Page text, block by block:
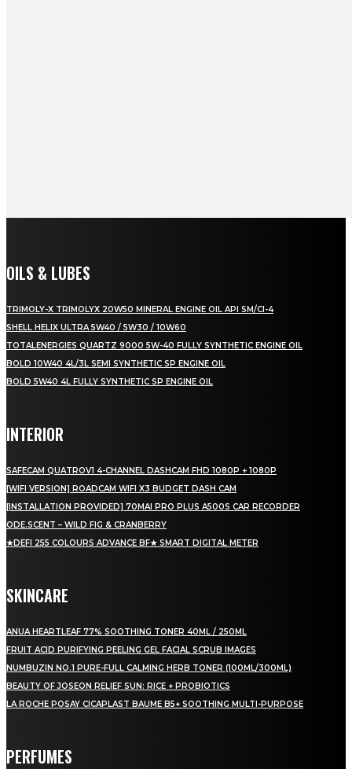
OILS & LUBES
TRIMOLY-X TRIMOLYX 20W50 MINERAL ENGINE OIL API SM/CI-4
SHELL HELIX ULTRA 5W40 / 5W30 / 10W60
TOTALENERGIES QUARTZ 9000 5W-40 FULLY SYNTHETIC ENGINE OIL
BOLD 10W40 4L/3L SEMI SYNTHETIC SP ENGINE OIL
BOLD 5W40 4L FULLY SYNTHETIC SP ENGINE OIL
INTERIOR
SAFECAM QUATROV1 4-CHANNEL DASHCAM FHD 1080P + 1080P
[WIFI VERSION] ROADCAM WIFI X3 BUDGET DASH CAM
[INSTALLATION PROVIDED] 70MAI PRO PLUS A500S CAR RECORDER
ODE.SCENT – WILD FIG & CRANBERRY
★DEFI 255 COLOURS ADVANCE BF★ SMART DIGITAL METER
SKINCARE
ANUA HEARTLEAF 77% SOOTHING TONER 40ML / 250ML
FRUIT ACID PURIFYING PEELING GEL FACIAL SCRUB IMAGES
NUMBUZIN NO.1 PURE-FULL CALMING HERB TONER (100ML/300ML)
BEAUTY OF JOSEON RELIEF SUN: RICE + PROBIOTICS
LA ROCHE POSAY CICAPLAST BAUME B5+ SOOTHING MULTI-PURPOSE
PERFUMES